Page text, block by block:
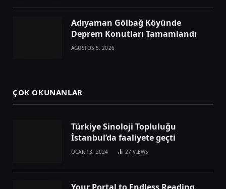
Adıyaman Gölbağ Köyünde
Deprem Konutları Tamamlandı
AĞUSTOS 5, 2026
ÇOK OKUNANLAR
Türkiye Sinoloji Topluluğu
İstanbul’da faaliyete geçti
OCAK 13, 2024 27VIEWS